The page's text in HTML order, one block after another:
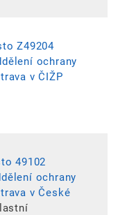
Z49204
ochrany
v ČIŽP
49102
ochrany
v České